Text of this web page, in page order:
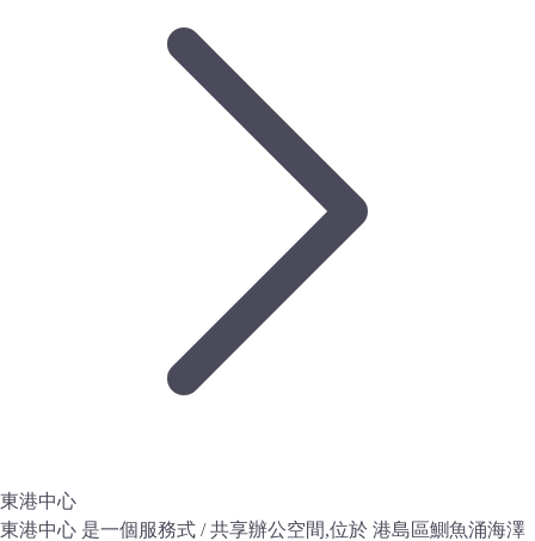
東港中心
東港中心 是一個服務式 / 共享辦公空間,位於 港島區鰂魚涌海澤